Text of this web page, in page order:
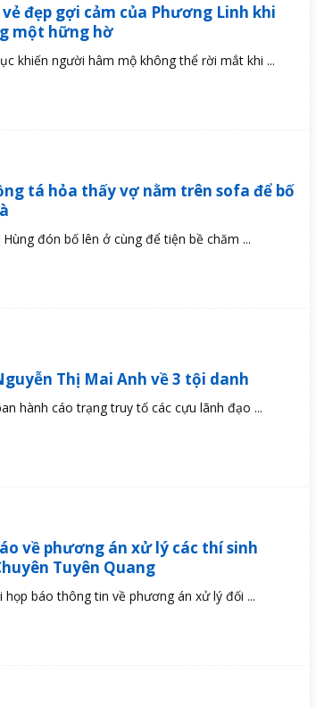
đẹp gợi cảm của Phương Linh khi
một hững hờ
khiến người hâm mộ không thể rời mắt khi ...
tá hỏa thấy vợ nằm trên sofa để bố
đón bố lên ở cùng để tiện bề chăm ...
Thị Mai Anh về 3 tội danh
hành cáo trạng truy tố các cựu lãnh đạo ...
về phương án xử lý các thí sinh
Tuyên Quang
báo thông tin về phương án xử lý đối ...